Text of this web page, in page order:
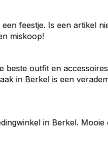
een feestje. Is een artikel
miskoop!
beste outfit en
in Berkel is een
in Berkel.